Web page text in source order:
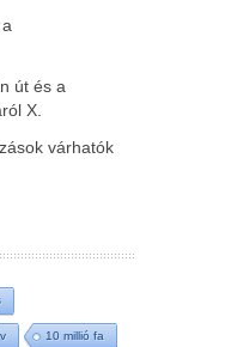
út és a
X.
várhatók
10 millió fa